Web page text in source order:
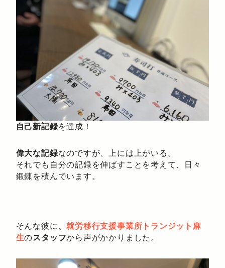
自己新記録を達成！
偉大な記録なのですが、上には上がいる。
それでも自分の記録を伸ばすことを考えて、日々
鍛錬を積んでいます。
そんな彼に、就労移行支援事業所トランジット麻
生のスタッフから声がかかりました。